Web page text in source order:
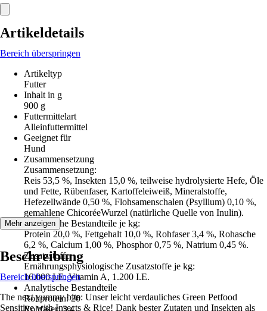
Artikeldetails
Bereich überspringen
Artikeltyp
Futter
Inhalt in g
900 g
Futtermittelart
Alleinfuttermittel
Geeignet für
Hund
Zusammensetzung
Zusammensetzung:
Reis 53,5 %, Insekten 15,0 %, teilweise hydrolysierte Hefe, Öle
und Fette, Rübenfaser, Kartoffeleiweiß, Mineralstoffe,
Hefezellwände 0,50 %, Flohsamenschalen (Psyllium) 0,10 %,
gemahlene ChicoréeWurzel (natürliche Quelle von Inulin).
Analytische Bestandteile je kg:
Protein 20,0 %, Fettgehalt 10,0 %, Rohfaser 3,4 %, Rohasche
6,2 %, Calcium 1,00 %, Phosphor 0,75 %, Natrium 0,45 %.
Zusatzstoffe:
Ernährungsphysiologische Zusatzstoffe je kg:
16.000 I.E. Vitamin A, 1.200 I.E.
Analytische Bestandteile
Rohprotein: 20
Rohfaser: 3,4
Mehr anzeigen
Beschreibung
Bereich überspringen
The next yummy bite: Unser leicht verdauliches Green Petfood
Sensitive with Insects & Rice! Dank bester Zutaten und Insekten als